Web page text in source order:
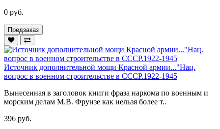
0 руб.
Предзаказ
Источник дополнительной мощи Красной армии..."Нац.
вопрос в военном строительстве в СССР.1922-1945
Вынесенная в заголовок книги фраза наркома по военным и
морским делам М.В. Фрунзе как нельзя более т..
396 руб.